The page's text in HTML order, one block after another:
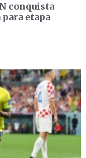
conquista
etapa